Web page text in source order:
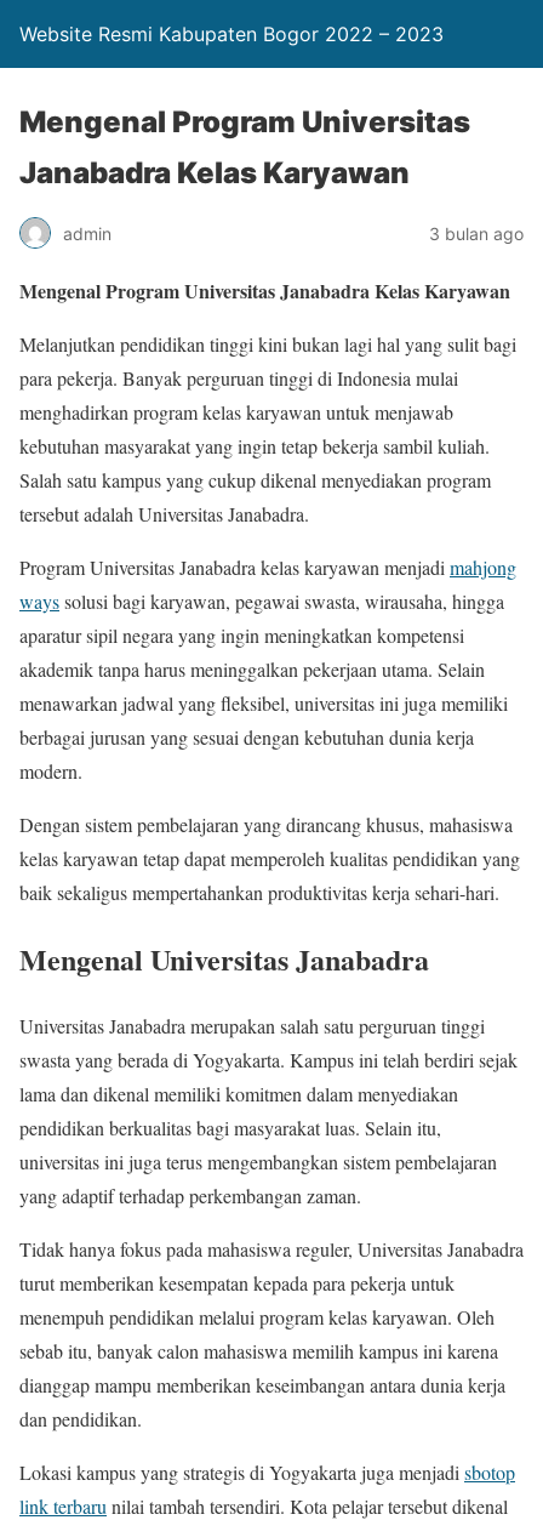
Website Resmi Kabupaten Bogor 2022 – 2023
Mengenal Program Universitas
Janabadra Kelas Karyawan
admin 3 bulan ago
Mengenal Program Universitas Janabadra Kelas Karyawan
Melanjutkan pendidikan tinggi kini bukan lagi hal yang sulit bagi
para pekerja. Banyak perguruan tinggi di Indonesia mulai
menghadirkan program kelas karyawan untuk menjawab
kebutuhan masyarakat yang ingin tetap bekerja sambil kuliah.
Salah satu kampus yang cukup dikenal menyediakan program
tersebut adalah Universitas Janabadra.
Program Universitas Janabadra kelas karyawan menjadi mahjong
wayssolusi bagi karyawan, pegawai swasta, wirausaha, hingga
aparatur sipil negara yang ingin meningkatkan kompetensi
akademik tanpa harus meninggalkan pekerjaan utama. Selain
menawarkan jadwal yang fleksibel, universitas ini juga memiliki
berbagai jurusan yang sesuai dengan kebutuhan dunia kerja
modern.
Dengan sistem pembelajaran yang dirancang khusus, mahasiswa
kelas karyawan tetap dapat memperoleh kualitas pendidikan yang
baik sekaligus mempertahankan produktivitas kerja sehari-hari.
Mengenal Universitas Janabadra
Universitas Janabadra merupakan salah satu perguruan tinggi
swasta yang berada di Yogyakarta. Kampus ini telah berdiri sejak
lama dan dikenal memiliki komitmen dalam menyediakan
pendidikan berkualitas bagi masyarakat luas. Selain itu,
universitas ini juga terus mengembangkan sistem pembelajaran
yang adaptif terhadap perkembangan zaman.
Tidak hanya fokus pada mahasiswa reguler, Universitas Janabadra
turut memberikan kesempatan kepada para pekerja untuk
menempuh pendidikan melalui program kelas karyawan. Oleh
sebab itu, banyak calon mahasiswa memilih kampus ini karena
dianggap mampu memberikan keseimbangan antara dunia kerja
dan pendidikan.
Lokasi kampus yang strategis di Yogyakarta juga menjadi sbotop
link terbaru nilai tambah tersendiri. Kota pelajar tersebut dikenal